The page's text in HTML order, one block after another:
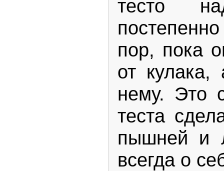
тесто
пор, пока
от кулака,
нему. Это
теста
пышней и
всегда о